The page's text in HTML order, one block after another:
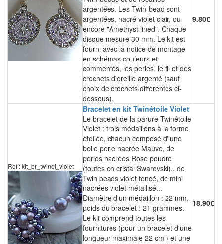
argentées. Les Twin-bead sont
argentées, nacré violet clair, ou
encore "Amethyst lined". Chaque
disque mesure 30 mm. Le kit est
fourni avec la notice de montage
en schémas couleurs et
commentés, les perles, le fil et des
crochets d'oreille argenté (sauf
choix de crochets différentes ci-
dessous).
9.80€
Ref : kit_br_twinet_violet
Bracelet en kit Twinétoile Violet
Le bracelet de la parure Twinétoile
Violet : trois médaillons à la forme
étoilée, chacun composé d''une
belle perle nacrée Mauve, de
perles nacrées Rose poudré
(toutes en cristal Swarovski)., de
Twin beads violet foncé, de mini
nacrées violet métallisé...
Diamètre d'un médaillon : 22 mm,
poids du bracelet : 21 grammes.
Le kit comprend toutes les
fournitures (pour un bracelet d'une
longueur maximale 22 cm ) et une
18.90€